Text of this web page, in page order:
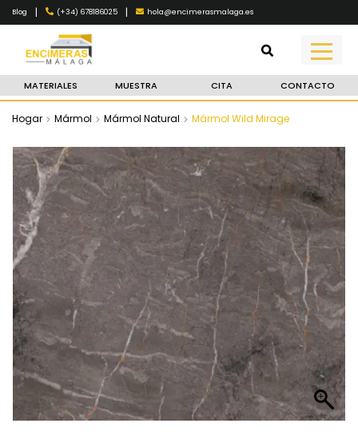
Blog | (+34) 678186025 | hola@encimerasmalaga.es
MATERIALES MUESTRA CITA CONTACTO
Hogar Mármol Mármol Natural Mármol Wild Mirage